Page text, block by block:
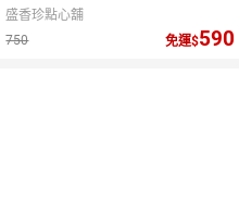
盛香珍點心舖
750
免運 590